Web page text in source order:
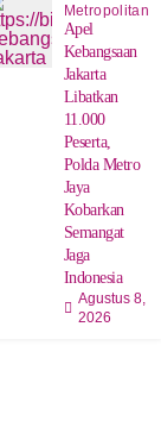
Metropolitan
Apel
Kebangsaan
Jakarta
Libatkan
11.000
Peserta,
Polda Metro
Jaya
Kobarkan
Semangat
Jaga
Indonesia
Agustus 8,
2026